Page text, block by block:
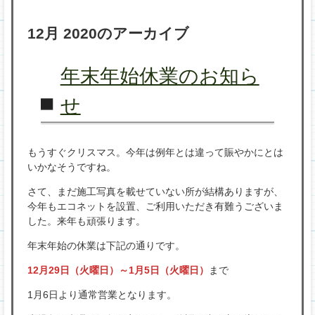
12月 2020のアーカイブ
年末年始休業のお知ら
せ
もうすぐクリスマス。今年は例年とは違って賑やかにとは
いかなそうですね。
さて、まだ施工写真を載せていない所が結構ありますが、
今年もエコネットを設置、ご利用いただき有難うございま
した。来年も頑張ります。
年末年始の休業は下記の通りです。
12月29日（火曜日）～1月5日（火曜日） まで
1月6日より通常営業となります。